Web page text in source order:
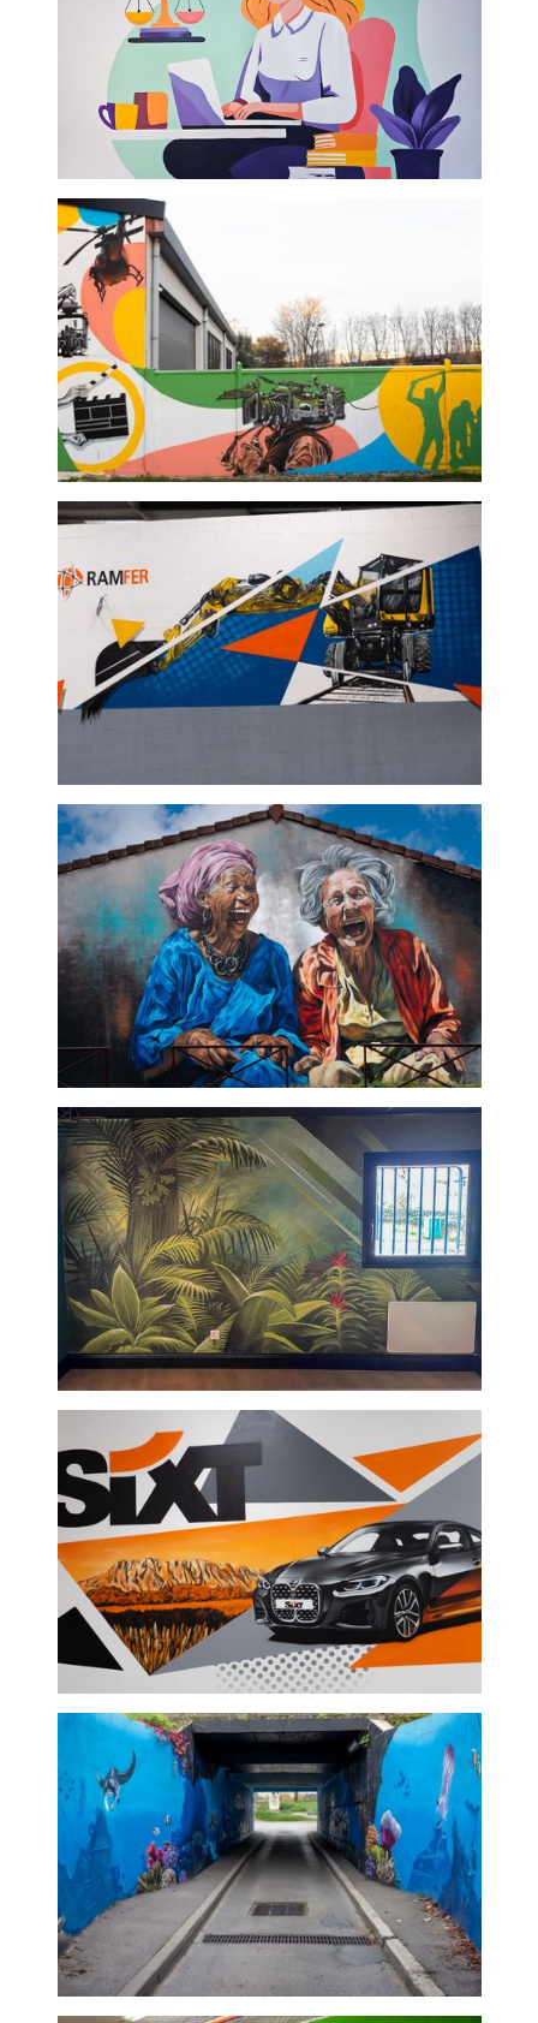
Expert comptable -
graffeur professionnel
Loueur cinéma - Graffeur
professionnel
Colas rail - graffeur paris
Rires ensembles - fresque
murale extérieur
fresque végétal hôtel
SIXT - graffeur paris
Passage sous marin -